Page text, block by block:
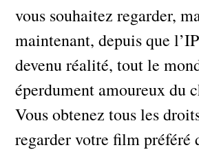
vous souhaitez regarder,
maintenant, depuis que
devenu réalité, tout le
éperdument amoureux du
Vous obtenez tous les
regarder votre film préféré